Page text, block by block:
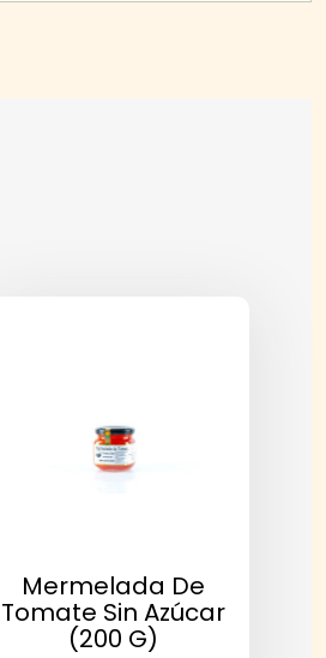
Mermelada De
Tomate Sin Azúcar
(200 G)